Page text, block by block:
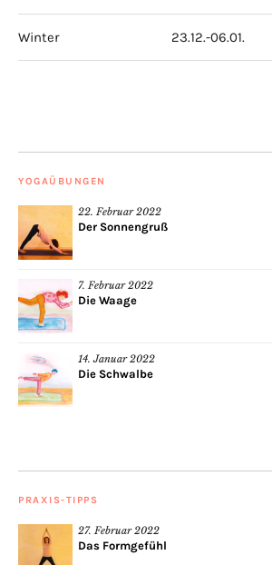
Winter 23.12.-06.01.
YOGAÜBUNGEN
22. Februar 2022
Der Sonnengruß
7. Februar 2022
Die Waage
14. Januar 2022
Die Schwalbe
PRAXIS-TIPPS
27. Februar 2022
Das Formgefühl